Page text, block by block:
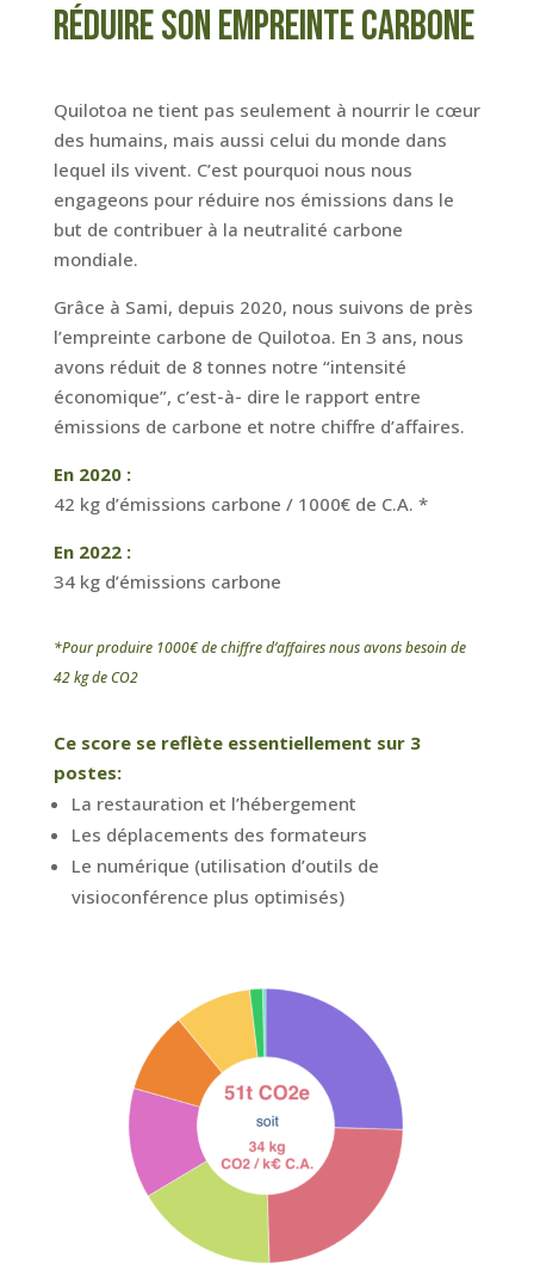
Réduire son empreinte carbone
Quilotoa ne tient pas seulement à nourrir le cœur
des humains, mais aussi celui du monde dans
lequel ils vivent. C’est pourquoi nous nous
engageons pour réduire nos émissions dans le
but de contribuer à la neutralité carbone
mondiale.
Grâce à Sami, depuis 2020, nous suivons de près
l’empreinte carbone de Quilotoa. En 3 ans, nous
avons réduit de 8 tonnes notre “intensité
économique”, c’est-à- dire le rapport entre
émissions de carbone et notre chiffre d’affaires.
En 2020 :
42 kg d’émissions carbone / 1000€ de C.A. *
En 2022 :
34 kg d’émissions carbone
*Pour produire 1000€ de chiffre d’affaires nous avons besoin de
42 kg de CO2
Ce score se reflète essentiellement sur 3
postes:
La restauration et l’hébergement
Les déplacements des formateurs
Le numérique (utilisation d’outils de
visioconférence plus optimisés)